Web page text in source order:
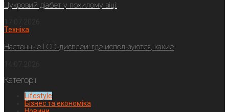
Цукровий діабет у похилому віці:
Техніка
Настенные LCD-дисплеи: где используются, какие
Категорії
Lifestyle
Бізнес та економіка